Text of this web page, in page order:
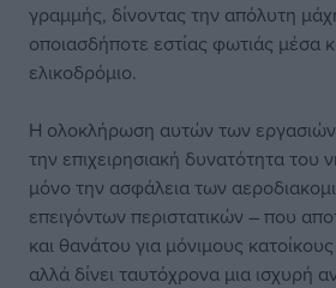
γραμμής, δίνοντας την απόλυτη
οποιασδήποτε εστίας φωτιάς μέσα
ελικοδρόμιο.
Η ολοκλήρωση αυτών των εργασιών
την επιχειρησιακή δυνατότητα του
μόνο την ασφάλεια των
επειγόντων περιστατικών – που
και θανάτου για μόνιμους
αλλά δίνει ταυτόχρονα μια ισχυρή